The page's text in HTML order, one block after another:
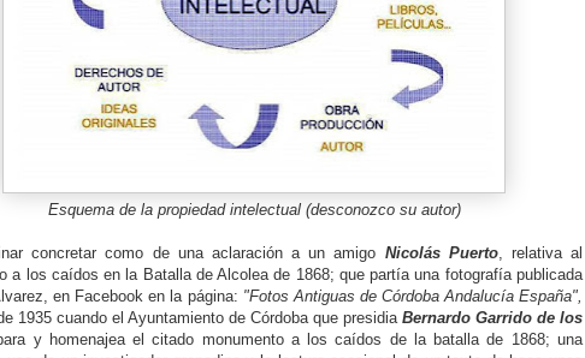
Esquema de la propiedad intelectual (desconozco su autor)
concretar como de una aclaración a un amigo Nicolás Puerto, relativa al
a los caídos en la Batalla de Alcolea de 1868; que partía una fotografía publicada
en Facebook en la página: "Fotos Antiguas de Córdoba Andalucía España",
1935 cuando el Ayuntamiento de Córdoba que presidia Bernardo Garrido de los
y homenajea el citado monumento a los caídos de la batalla de 1868; una